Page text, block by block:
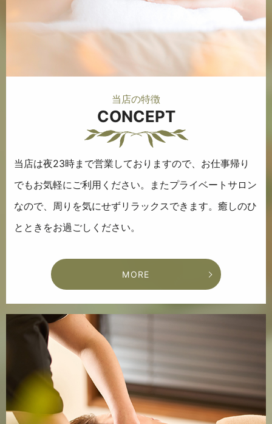
当店の特徴
CONCEPT
当店は夜23時まで営業しておりますので、 お仕事帰り
でもお気軽にご利用ください。
またプライベートサロン
なので、 周りを気にせずリラックスできます。 癒しのひ
とときをお過ごしください。
MORE